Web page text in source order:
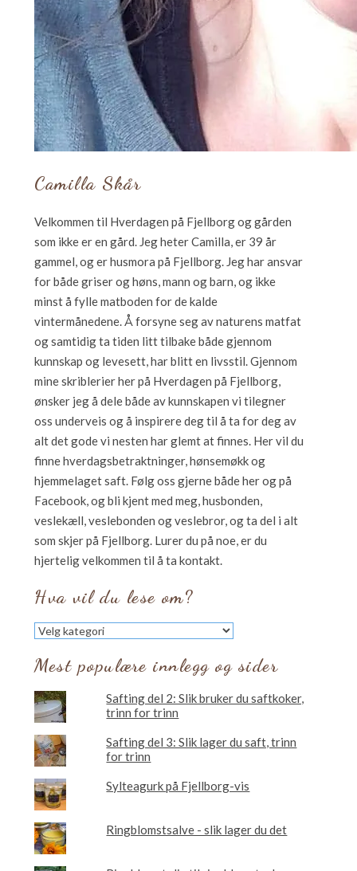
Camilla Skår
Velkommen til Hverdagen på Fjellborg og gården
som ikke er en gård. Jeg heter Camilla, er 39 år
gammel, og er husmora på Fjellborg. Jeg har ansvar
for både griser og høns, mann og barn, og ikke
minst å fylle matboden for de kalde
vintermånedene. Å forsyne seg av naturens matfat
og samtidig ta tiden litt tilbake både gjennom
kunnskap og levesett, har blitt en livsstil. Gjennom
mine skriblerier her på Hverdagen på Fjellborg,
ønsker jeg å dele både av kunnskapen vi tilegner
oss underveis og å inspirere deg til å ta for deg av
alt det gode vi nesten har glemt at finnes. Her vil du
finne hverdagsbetraktninger, hønsemøkk og
hjemmelaget saft. Følg oss gjerne både her og på
Facebook, og bli kjent med meg, husbonden,
veslekæll, veslebonden og veslebror, og ta del i alt
som skjer på Fjellborg. Lurer du på noe, er du
hjertelig velkommen til å ta kontakt.
Hva vil du lese om?
Hva
vil
du
lese
Mest populære innlegg og sider
Safting del 2: Slik bruker du saftkoker,
trinn for trinn
Safting del 3: Slik lager du saft, trinn
for trinn
Sylteagurk på Fjellborg-vis
Ringblomstsalve - slik lager du det